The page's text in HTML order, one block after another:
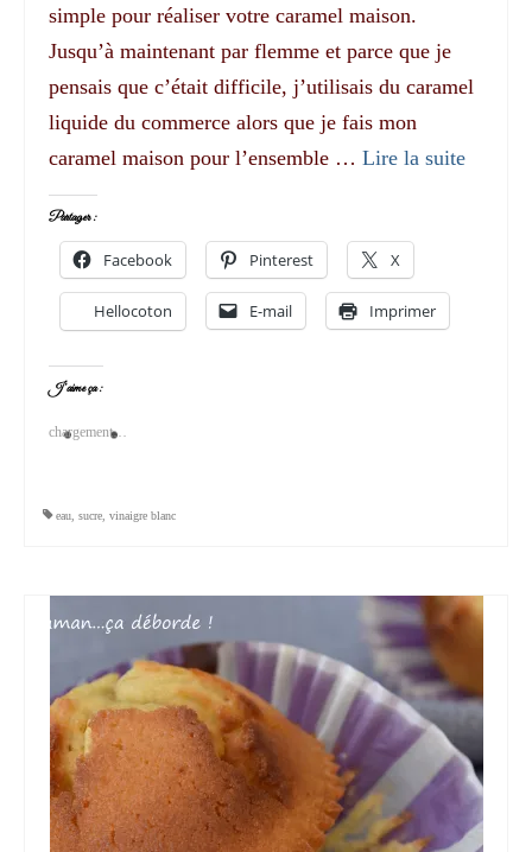
simple pour réaliser votre caramel maison.
Jusqu’à maintenant par flemme et parce que je
pensais que c’était difficile, j’utilisais du caramel
liquide du commerce alors que je fais mon
caramel maison pour l’ensemble … Lire la suite­­
Partager :
Facebook Pinterest X
Hellocoton E-mail Imprimer
J’aime ça :
chargement…
eau sucre vinaigre blanc